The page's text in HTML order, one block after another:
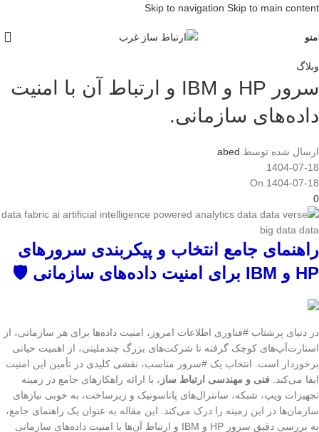
Skip to navigation Skip to main content
منو
وبلاگ
سرور HP و IBM و ارتباط آن با امنیت
داده‌های سازمانی.
ارسال شده توسط abed
1404-07-18
On 1404-07-18
0
راهنمای جامع انتخاب و پیکربندی سرورهای
HP و IBM برای امنیت داده‌های سازمانی 🛡️
در دنیای پرشتاب #فناوری اطلاعات امروز، امنیت داده‌ها برای هر سازمانی، از
استارت‌آپ‌های کوچک گرفته تا شرکت‌های بزرگ چندملیتی، از اهمیت حیاتی
برخوردار است. انتخاب یک #سرور مناسب، نقشی کلیدی در تأمین این امنیت
ایفا می‌کند. فنی و مهندسی ارتباط ساز ، با ارائه راهکارهای جامع در زمینه
تجهیزات ویپ، شبکه، سانترال‌های پاناسونیک و زیرساخت، به خوبی نیازهای
سازمان‌ها در این زمینه را درک می‌کند. این مقاله به عنوان یک راهنمای جامع،
به بررسی دقیق سرور HP و IBM و ارتباط آن‌ها با امنیت داده‌های سازمانی